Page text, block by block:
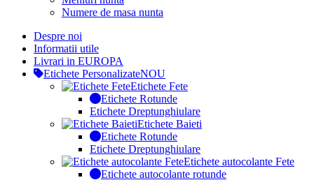
Numere de masa nunta
Despre noi
Informatii utile
Livrari in EUROPA
Etichete PersonalizateNOU
Etichete Fete
Etichete Rotunde
Etichete Dreptunghiulare
Etichete Baieti
Etichete Rotunde
Etichete Dreptunghiulare
Etichete autocolante Fete
Etichete autocolante rotunde